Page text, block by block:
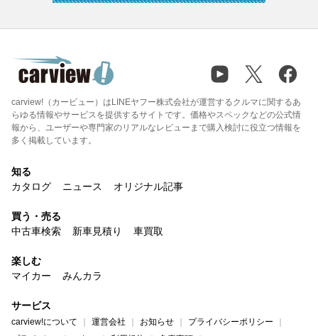
carview!（カービュー）はLINEヤフー株式会社が運営するクルマに関するあ
らゆる情報やサービスを提供するサイトです。価格やスペックなどの公式情
報から、ユーザーや専門家のリアルなレビューまで購入検討に役立つ情報を
多く掲載しています。
知る
カタログ
ニュース オリジナル記事
買う・売る
中古車検索
新車見積り 車買取
楽しむ
マイカー
みんカラ
サービス
carview!について 運営会社 お知らせ
プライバシーポリシー